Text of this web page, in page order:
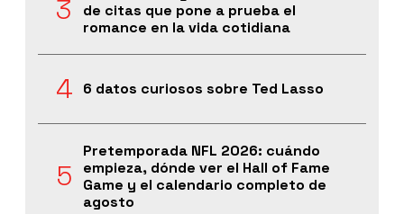
de citas que pone a prueba el
romance en la vida cotidiana
6 datos curiosos sobre Ted Lasso
Pretemporada NFL 2026: cuándo
empieza, dónde ver el Hall of Fame
Game y el calendario completo de
agosto